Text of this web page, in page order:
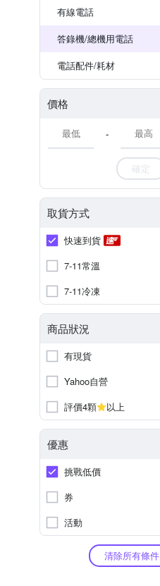
有線電話
答錄機/總機用電話
電話配件/耗材
價格
-
確定
取貨方式
快速到貨
7-11常溫
7-11冷凍
商品狀況
有現貨
Yahoo自營
評價4顆
以上
優惠
挑戰低價
券
活動
清除所有條件